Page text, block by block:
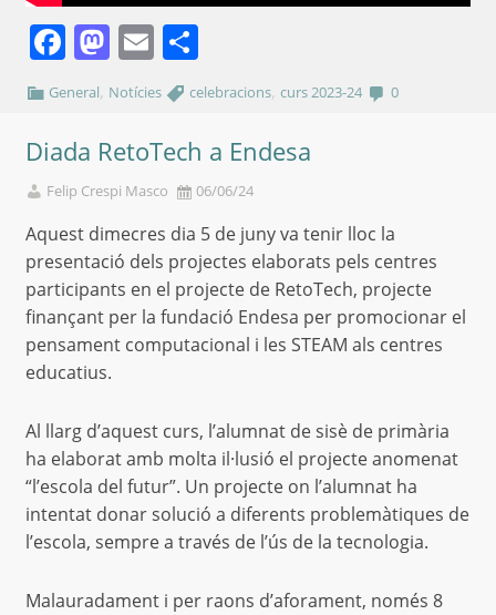
Facebook
Mastodon
Email
General, Notícies celebracions,curs 2023-24 0
Diada RetoTech a Endesa
Felip Crespi Masco 06/06/24
Aquest dimecres dia 5 de juny va tenir lloc la
presentació dels projectes elaborats pels centres
participants en el projecte de RetoTech, projecte
finançant per la fundació Endesa per promocionar el
pensament computacional i les STEAM als centres
educatius.
Al llarg d’aquest curs, l’alumnat de sisè de primària
ha elaborat amb molta il·lusió el projecte anomenat
“l’escola del futur”. Un projecte on l’alumnat ha
intentat donar solució a diferents problemàtiques de
l’escola, sempre a través de l’ús de la tecnologia.
Malauradament i per raons d’aforament, només 8